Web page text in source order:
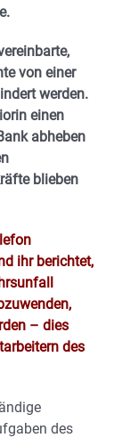
von einer
werden.
einen
abheben
blieben
ihr berichtet,
– dies
des
des